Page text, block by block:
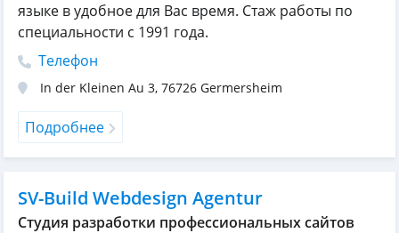
языке в удобное для Вас время. Стаж работы по
специальности с 1991 года.
Телефон
In der Kleinen Au 3, 76726 Germersheim
Подробнее
SV-Build Webdesign Agentur
Студия разработки профессиональных сайтов